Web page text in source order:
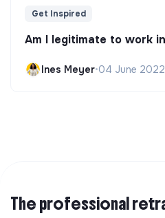
Get Inspired
Am I legitimate to work
Ines Meyer•04 June 2022
The professional